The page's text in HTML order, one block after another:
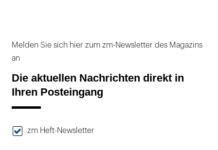
Melden Sie sich hier zum zm-Newsletter des Magazins
an
Die aktuellen Nachrichten direkt in
Ihren Posteingang
zm Heft-Newsletter